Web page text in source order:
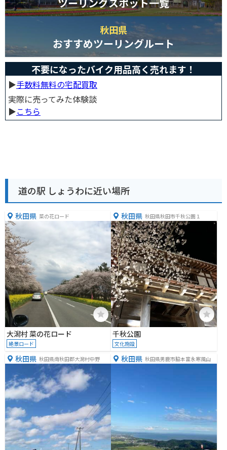
秋田県
おすすめツーリングルート
不要になったバイク用品高く売れます！
▶︎手数料無料の宅配買取
実際に売ってみた体験談
▶︎こちら
道の駅 しょうわに近い場所
秋田県 菜の花ロード
大潟村 菜の花ロード
絶景ロード
秋田県 秋田県秋田市千秋公園１
千秋公園
文化施設
秋田県 秋田県南秋田郡大潟村中野 秋田県 秋田県男鹿市脇本富永寒風山